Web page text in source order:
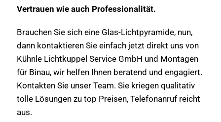
Vertrauen wie auch Professionalität.
Brauchen Sie sich eine Glas-Lichtpyramide, nun,
dann kontaktieren Sie einfach jetzt direkt uns von
Kühnle Lichtkuppel Service GmbH und Montagen
für Binau, wir helfen Ihnen beratend und engagiert.
Kontakten Sie unser Team. Sie kriegen qualitativ
tolle Lösungen zu top Preisen, Telefonanruf reicht
aus.